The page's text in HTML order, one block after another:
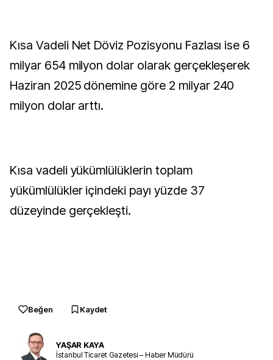
Kısa Vadeli Net Döviz Pozisyonu Fazlası ise 6
milyar 654 milyon dolar olarak gerçekleşerek
Haziran 2025 dönemine göre 2 milyar 240
milyon dolar arttı.
Kısa vadeli yükümlülüklerin toplam
yükümlülükler içindeki payı yüzde 37
düzeyinde gerçekleşti.
Beğen Kaydet
YAŞAR KAYA
İstanbul Ticaret Gazetesi – Haber Müdürü